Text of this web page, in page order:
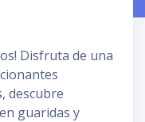
Disfruta de una
descubre
guaridas y